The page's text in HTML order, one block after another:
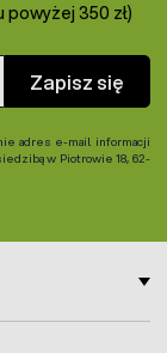
350 zł)
Zapisz się
adres e-mail informacji
w Piotrowie 18, 62-